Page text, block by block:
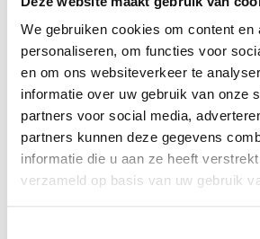
We gebruiken cookies om content en
personaliseren, om functies voor
en om ons websiteverkeer te
informatie over uw gebruik van onze
partners voor social media,
partners kunnen deze gegevens
informatie die u aan ze heeft
verzameld op basis van uw gebruik
Gratis verzending
Kopersbescherming met
GERELATEERDE PRODUCTEN